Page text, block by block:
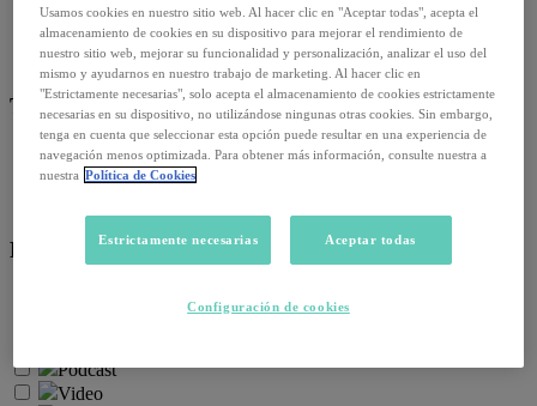
Futuro del trabajo y tecnología
Salud y prevención
Talento y formación
Temas de actualidad:
Reformas laborales
Reskilling y upskilling
Recursos:
Podcast
Video
Usamos cookies en nuestro sitio web. Al hacer clic en "Aceptar todas", acepta el
almacenamiento de cookies en su dispositivo para mejorar el rendimiento de
nuestro sitio web, mejorar su funcionalidad y personalización, analizar el uso del
mismo y ayudarnos en nuestro trabajo de marketing. Al hacer clic en
"Estrictamente necesarias", solo acepta el almacenamiento de cookies estrictamente
necesarias en su dispositivo, no utilizándose ningunas otras cookies. Sin embargo,
tenga en cuenta que seleccionar esta opción puede resultar en una experiencia de
navegación menos optimizada. Para obtener más información, consulte nuestra a
nuestra Política de Cookies
Estrictamente necesarias Aceptar todas
Configuración de cookies